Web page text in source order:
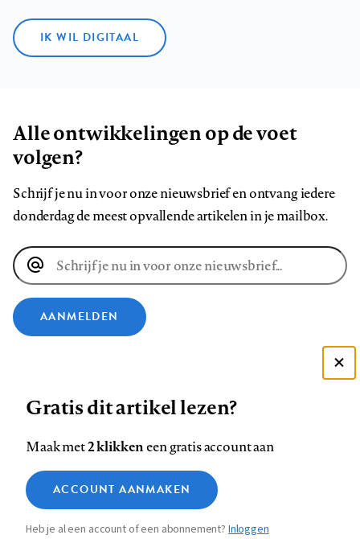
IK WIL DIGITAAL
Alle ontwikkelingen op de voet
volgen?
Schrijf je nu in voor onze nieuwsbrief en ontvang iedere
donderdag de meest opvallende artikelen in je mailbox.
E-
mailadres
AANMELDEN
ons
op
Facebook
ons
op
LinkedIn
ons
op
Bluesky
ons
op
Instagram
ons
op
YouTube
ons
Footer
navigation
Contact Colofon Disclaimer Privacy
Medische vragen verdienen
betrouwbare antwoorden
Gratis dit artikel lezen?
Maak met2 klikkeneen gratis account aan
ACCOUNT AANMAKEN
Heb je al een account of een abonnement?Inloggen
Zie onze cookie policy
Analytische cookies
Marketing cookies